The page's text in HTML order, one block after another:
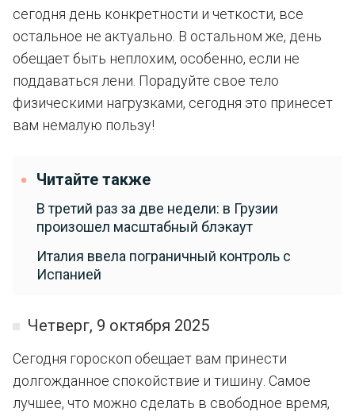
сегодня день конкретности и четкости, все
остальное не актуально. В остальном же, день
обещает быть неплохим, особенно, если не
поддаваться лени. Порадуйте свое тело
физическими нагрузками, сегодня это принесет
вам немалую пользу!
Читайте также
В третий раз за две недели: в Грузии
произошел масштабный блэкаут
Италия ввела пограничный контроль с
Испанией
Четверг, 9 октября 2025
Сегодня гороскоп обещает вам принести
долгожданное спокойствие и тишину. Самое
лучшее, что можно сделать в свободное время,